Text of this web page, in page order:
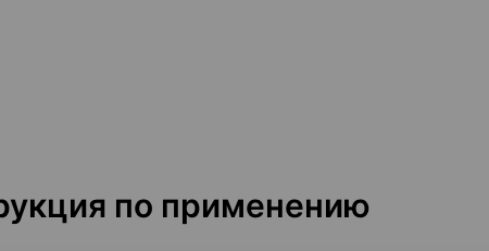
по применению